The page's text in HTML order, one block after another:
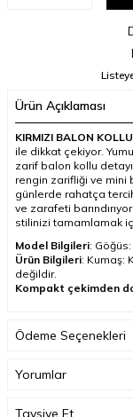
Ürün Açıklaması
KIRMIZI BALON
ile dikkat çekiyor.
zarif balon kollu
rengin zarifliği ve
günlerde rahatça
ve zarafeti
stilinizi tamamlamak
Model Bilgileri:
Ürün Bilgileri: Kumaş:
değildir.
Kompakt çekimden
Ödeme Seçenekleri
Yorumlar
Tavsiye Et